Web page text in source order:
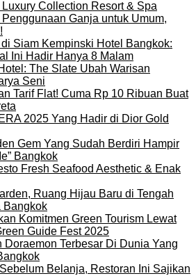
Collection Resort & Spa
Ganja untuk Umum,
Siam Kempinski Hotel Bangkok:
Ini Hadir Hanya 8 Malam
The Slate Ubah Warisan
Seni
Tarif Flat! Cuma Rp 10 Ribuan Buat
2025 Yang Hadir di Dior Gold
Gem Yang Sudah Berdiri Hampir
Bangkok
Fresh Seafood Aesthetic & Enak
Ruang Hijau Baru di Tengah
Bangkok
Komitmen Green Tourism Lewat
Guide Fest 2025
Doraemon Terbesar Di Dunia Yang
Belanja, Restoran Ini Sajikan